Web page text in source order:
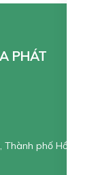
PHÁT
phố Hồ Chí